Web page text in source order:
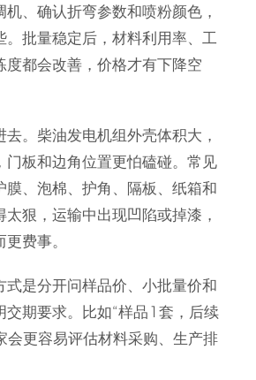
、确认折弯参数和喷粉颜色，
。批量稳定后，材料利用率、工
度都会改善，价格才有下降空
。柴油发电机组外壳体积大，
门板和边角位置更怕磕碰。常见
膜、泡棉、护角、隔板、纸箱和
狠，运输中出现凹陷或掉漆，
费事。
式是分开问样品价、小批量价和
期要求。比如“样品 1 套，后续
会更容易评估材料采购、生产排